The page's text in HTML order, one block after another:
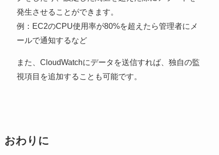
発生させることができます。
例：EC2のCPU使用率が80%を超えたら管理者にメ
ールで通知するなど
また、CloudWatchにデータを送信すれば、独自の監
視項目を追加することも可能です。
おわりに